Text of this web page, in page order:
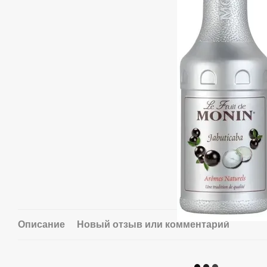
Описание Новый отзыв или комментарий